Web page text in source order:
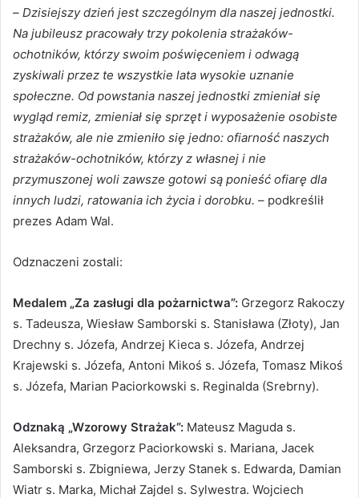
– Dzisiejszy dzień jest szczególnym dla naszej jednostki.
Na jubileusz pracowały trzy pokolenia strażaków-
ochotników, którzy swoim poświęceniem i odwagą
zyskiwali przez te wszystkie lata wysokie uznanie
społeczne. Od powstania naszej jednostki zmieniał się
wygląd remiz, zmieniał się sprzęt i wyposażenie osobiste
strażaków, ale nie zmieniło się jedno: ofiarność naszych
strażaków-ochotników, którzy z własnej i nie
przymuszonej woli zawsze gotowi są ponieść ofiarę dla
innych ludzi, ratowania ich życia i dorobku. – podkreślił
prezes Adam Wal.
Odznaczeni zostali:
Medalem „Za zasługi dla pożarnictwa”: Grzegorz Rakoczy
s. Tadeusza, Wiesław Samborski s. Stanisława (Złoty), Jan
Drechny s. Józefa, Andrzej Kieca s. Józefa, Andrzej
Krajewski s. Józefa, Antoni Mikoś s. Józefa, Tomasz Mikoś
s. Józefa, Marian Paciorkowski s. Reginalda (Srebrny).
Odznaką „Wzorowy Strażak”: Mateusz Maguda s.
Aleksandra, Grzegorz Paciorkowski s. Mariana, Jacek
Samborski s. Zbigniewa, Jerzy Stanek s. Edwarda, Damian
Wiatr s. Marka, Michał Zajdel s. Sylwestra. Wojciech